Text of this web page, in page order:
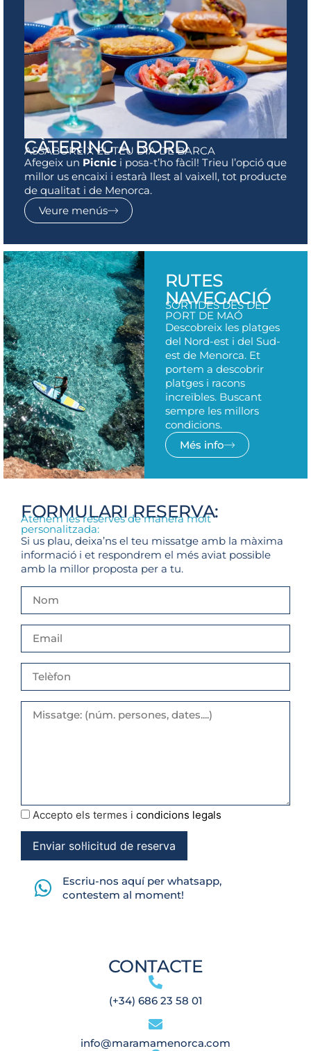
CÀTERING A BORD
ASSABOREIX EL TEU DIA DE BARCA
Afegeix un Picnic i posa-t’ho fàcil! Trieu l’opció que
millor us encaixi i estarà llest al vaixell, tot producte
de qualitat i de Menorca.
Veure menús
RUTES
NAVEGACIÓ
SORTIDES DES DEL
PORT DE MAÓ
Descobreix les platges
del Nord-est i del Sud-
est de Menorca. Et
portem a descobrir
platges i racons
increïbles. Buscant
sempre les millors
condicions.
Més info
CONTACTE
(+34) 686 23 58 01
info@maramamenorca.com
FORMULARI RESERVA:
Atenem les reserves de manera molt
personalitzada:
Si us plau, deixa’ns el teu missatge amb la màxima
informació i et respondrem el més aviat possible
amb la millor proposta per a tu.
Accepto els termes i condicions legals
Escriu-nos aquí per whatsapp,
contestem al moment!